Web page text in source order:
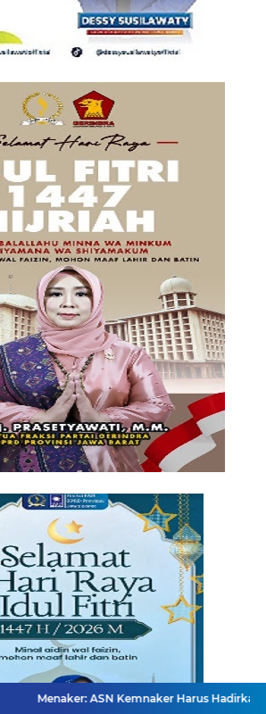
ASN Kemnaker Harus Hadirkan Dampak